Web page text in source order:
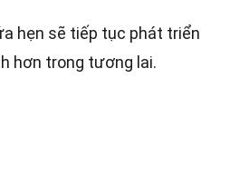
hẹn sẽ tiếp tục phát triển
hơn trong tương lai.